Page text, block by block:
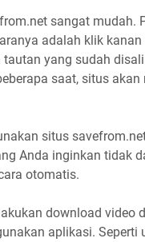
sangat mudah.
adalah klik
yang sudah
saat, situs
situs
Anda inginkan tidak
otomatis.
download video
aplikasi. Seperti